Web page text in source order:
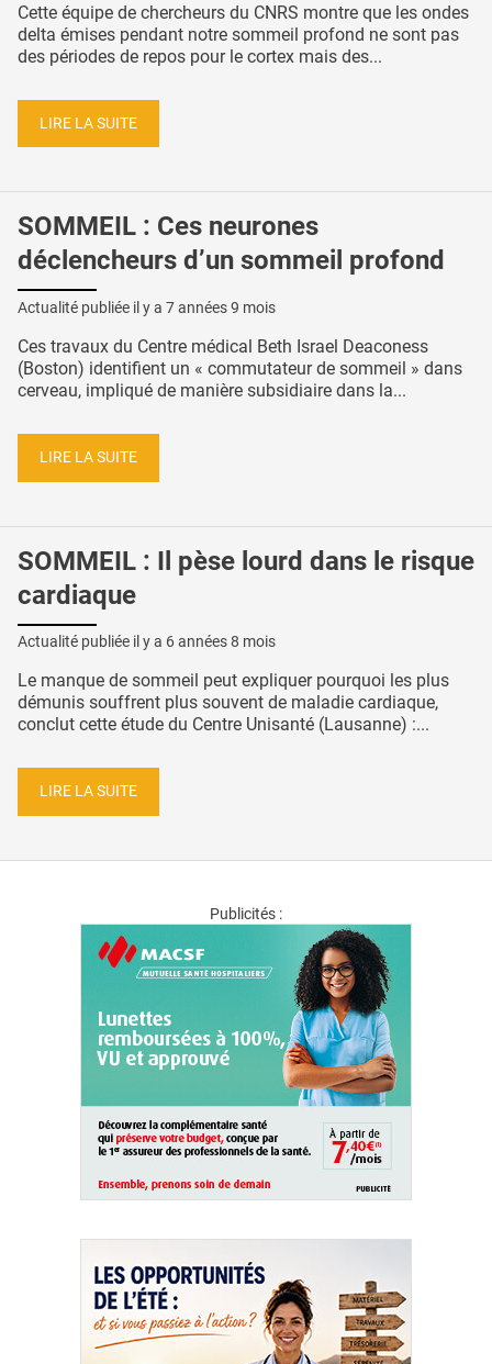
Cette équipe de chercheurs du CNRS montre que les ondes
delta émises pendant notre sommeil profond ne sont pas
des périodes de repos pour le cortex mais des...
LIRE LA SUITE
SOMMEIL : Ces neurones
déclencheurs d’un sommeil profond
Actualité publiée il y a 7 années 9 mois
Ces travaux du Centre médical Beth Israel Deaconess
(Boston) identifient un « commutateur de sommeil » dans
cerveau, impliqué de manière subsidiaire dans la...
LIRE LA SUITE
SOMMEIL : Il pèse lourd dans le risque
cardiaque
Actualité publiée il y a 6 années 8 mois
Le manque de sommeil peut expliquer pourquoi les plus
démunis souffrent plus souvent de maladie cardiaque,
conclut cette étude du Centre Unisanté (Lausanne) :...
LIRE LA SUITE
Publicités :